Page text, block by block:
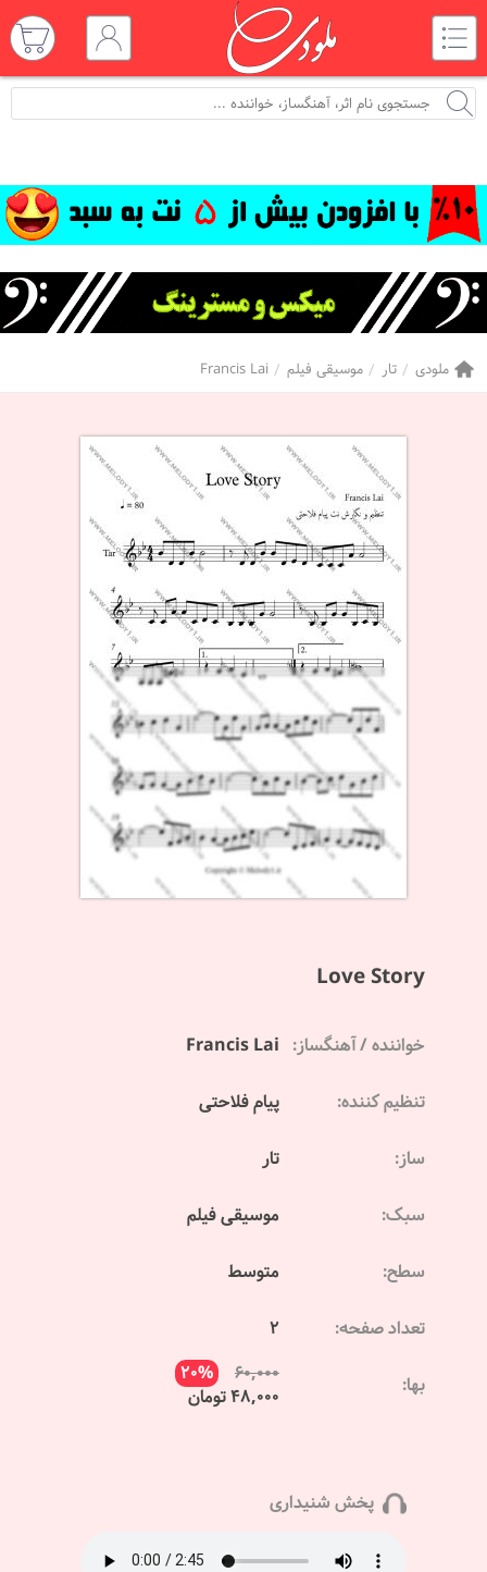
ملودی تار موسیقی فیلم Francis Lai
Love Story
خواننده / آهنگساز: Francis Lai
تنظیم کننده: پیام فلاحتی
ساز: تار
سبک: موسیقی فیلم
سطح: متوسط
تعداد صفحه: 2
بها: 60,000
20%
48,000 تومان
پخش شنیداری